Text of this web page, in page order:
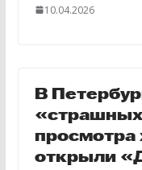
10.04.2026
В
«страшных
просмотра
открыли